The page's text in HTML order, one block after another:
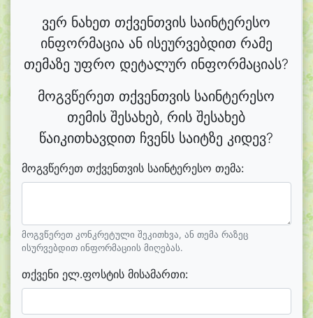
ვერ ნახეთ თქვენთვის საინტერესო
ინფორმაცია ან ისეურვებდით რამე
თემაზე უფრო დეტალურ ინფორმაციას?
მოგვწერეთ თქვენთვის საინტერესო
თემის შესახებ, რის შესახებ
წაიკითხავდით ჩვენს საიტზე კიდევ?
მოგვწერეთ თქვენთვის საინტერესო თემა:
მოგვწერეთ კონკრეტული შეკითხვა, ან თემა რაზეც
ისურვებდით ინფორმაციის მიღებას.
თქვენი ელ.ფოსტის მისამართი: